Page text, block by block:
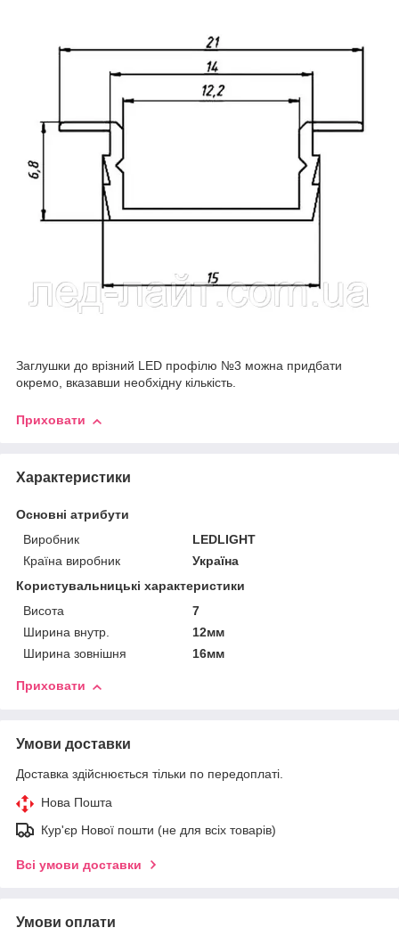
Заглушки до врізний LED профілю №3 можна придбати
окремо, вказавши необхідну кількість.
Приховати
Характеристики
Основні атрибути
Виробник
LEDLIGHT
Країна виробник
Україна
Користувальницькі характеристики
Висота
7
Ширина внутр.
12мм
Ширина зовнішня
16мм
Приховати
Умови доставки
Доставка здійснюється тільки по передоплаті.
Нова Пошта
Кур'єр Нової пошти (не для всіх товарів)
Всі умови доставки
Умови оплати